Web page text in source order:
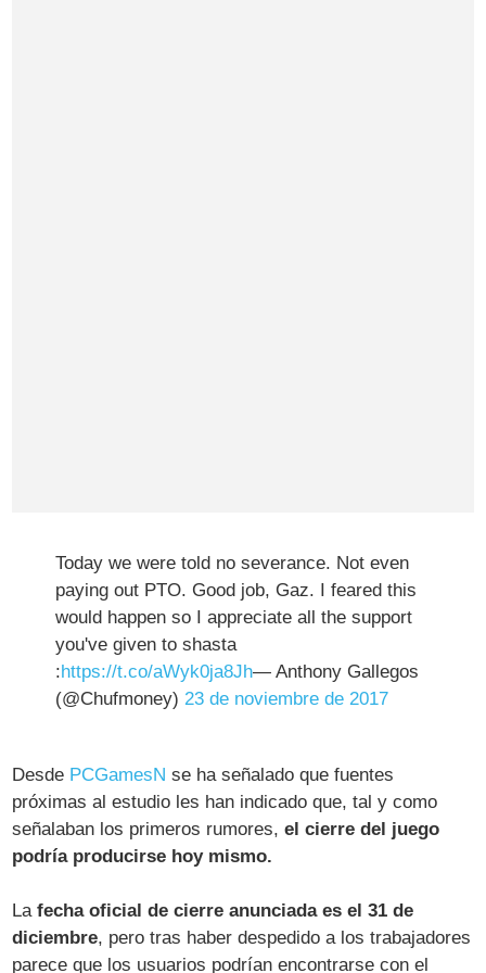
Today we were told no severance. Not even
paying out PTO. Good job, Gaz. I feared this
would happen so I appreciate all the support
you've given to shasta
:https://t.co/aWyk0ja8Jh— Anthony Gallegos
(@Chufmoney) 23 de noviembre de 2017
Desde PCGamesN se ha señalado que fuentes
próximas al estudio les han indicado que, tal y como
señalaban los primeros rumores,el cierre del juego
podría producirse hoy mismo.
Lafecha oficial de cierre anunciada es el 31 de
diciembre, pero tras haber despedido a los trabajadores
parece que los usuarios podrían encontrarse con el